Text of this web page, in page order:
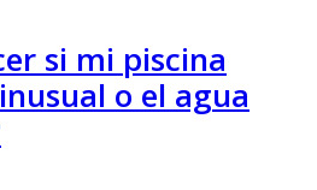
si mi piscina
o el agua